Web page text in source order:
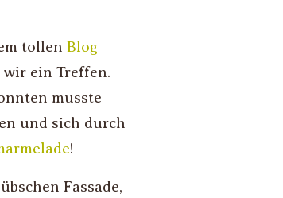
tollenBlog
wir ein Treffen.
musste
und sich durch
!
Fassade,